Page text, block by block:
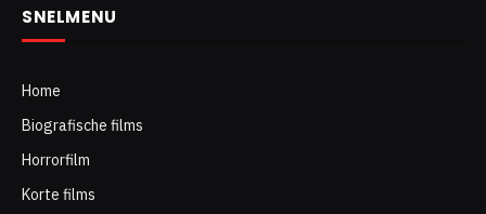
SNELMENU
Home
Biografische films
Horrorfilm
Korte films